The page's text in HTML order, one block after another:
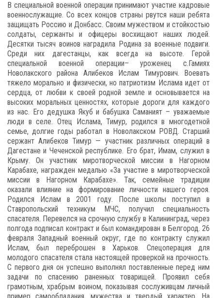
В специальной военной операции принимают участие кадровые
военнослужащие. Со всех концов страны рвутся наши ребята
защищать Россию и Донбасс. Своим мужеством и стойкостью
солдаты, сержанты и офицеры восхищают наших людей.
Десятки тысяч воинов наградила Родина за военные подвиги.
Среди них дагестанцы, как всегда на высоте. Герой
специальной военной операции– уроженец с.Гамиях
Новолакского района Алибеков Ислам Тимурович. Воевать
тяжело морально и физически, но патриотизм Ислама идет от
сердца, от любви к своей родной земле и основывается на
высоких моральных ценностях, которые дороги для каждого
из нас. Его дедушка Якуб и бабушка Саманият – уважаемые
люди в селе. Отец Ислама, Тимур, родился в многодетной
семье, долгие годы работал в Новолакском РОВД. Старший
сержант Алибеков Тимур — участник различных операций в
Дагестане и Чеченской республике. Его брат, Имам, служил в
Крыму. Он участник миротворческой миссии в Нагорном
Карабахе, награжден медалью «За участие в миротворческой
миссии в Нагорном Карабахе». Так, семейные традиции
оказали влияние на формирование личности нашего героя.
Родился Ислам в 2001 году. После школы поступил в
Ставропольский техникум МЧС, получил специальность
спасателя. Перевелся на срочную службу в Калининград, через
полгода подписал контракт и был командирован в Белгород. 26
февраля Западный военный округ, где по контракту служил
Ислам, был переброшен в Харьков. Спецоперация для
молодого спасателя стала настоящей проверкой на прочность.
С первого дня он успешно выполнял поставленные перед ним
задачи по спасению раненных товарищей. Проявил себя
грамотным, храбрым воином, показывая сослуживцам личный